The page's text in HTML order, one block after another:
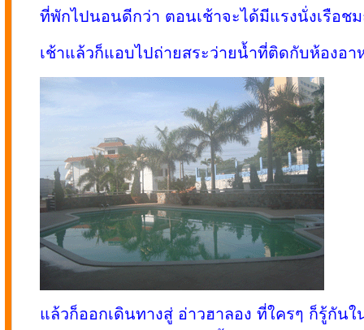
ที่พักไปนอนดีกว่า ตอนเช้าจะได้มีแรงนั่งเรือช
เช้าแล้วก็แอบไปถ่ายสระว่ายน้ำที่ติดกับห้องอา
แล้วก็ออกเดินทางสู่ อ่าวฮาลอง ที่ใครๆ ก็รู้กัน